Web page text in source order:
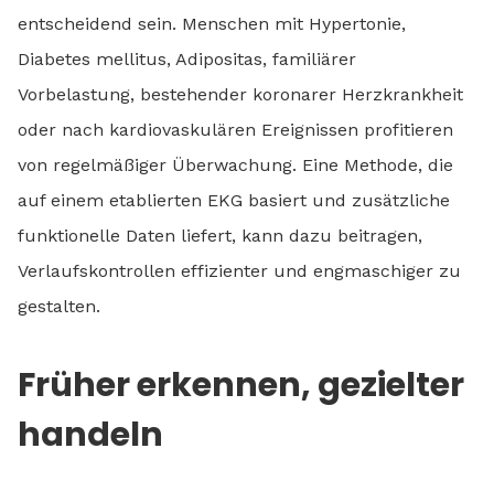
entscheidend sein. Menschen mit Hypertonie,
Diabetes mellitus, Adipositas, familiärer
Vorbelastung, bestehender koronarer Herzkrankheit
oder nach kardiovaskulären Ereignissen profitieren
von regelmäßiger Überwachung. Eine Methode, die
auf einem etablierten EKG basiert und zusätzliche
funktionelle Daten liefert, kann dazu beitragen,
Verlaufskontrollen effizienter und engmaschiger zu
gestalten.
Früher erkennen, gezielter
handeln